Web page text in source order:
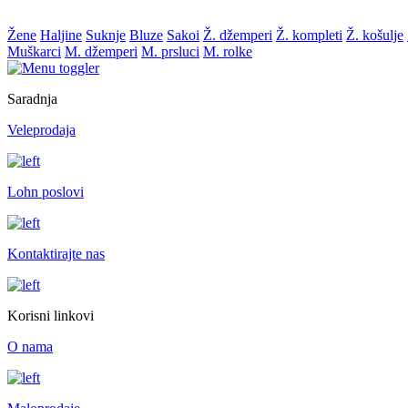
Žene Haljine Suknje Bluze Sakoi Ž. džemperi Ž. kompleti Ž. košulje
Muškarci M. džemperi M. prsluci M. rolke
Saradnja
Veleprodaja
Lohn poslovi
Kontaktirajte nas
Korisni linkovi
O nama